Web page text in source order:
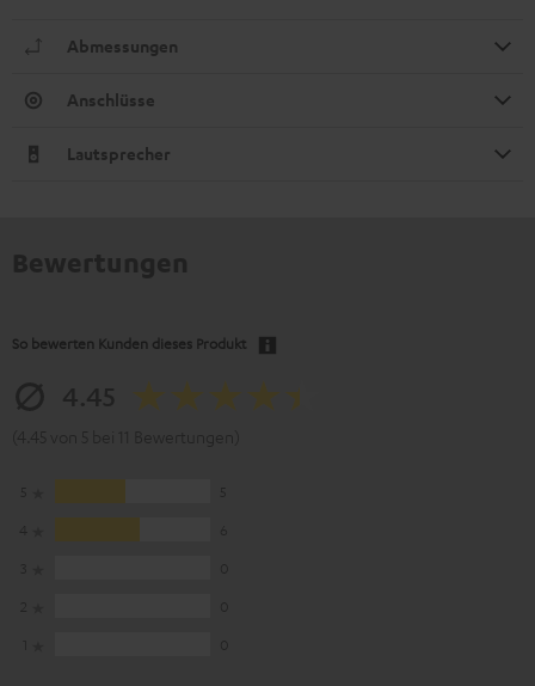
Abmessungen
Anschlüsse
Lautsprecher
So bewerten Kunden dieses Produkt